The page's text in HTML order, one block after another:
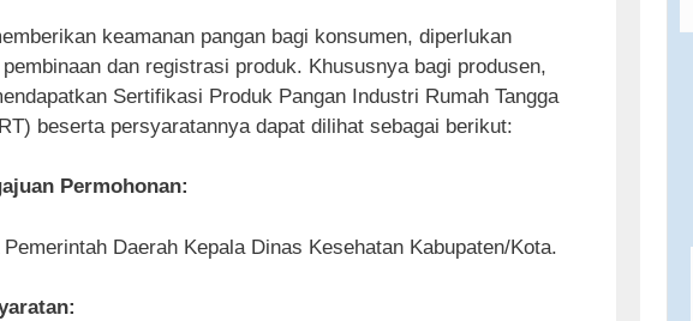
keamanan pangan bagi konsumen, diperlukan
dan registrasi produk. Khususnya bagi produsen,
Sertifikasi Produk Pangan Industri Rumah Tangga
beserta persyaratannya dapat dilihat sebagai berikut:
Permohonan:
Pemerintah Daerah Kepala Dinas Kesehatan Kabupaten/Kota.